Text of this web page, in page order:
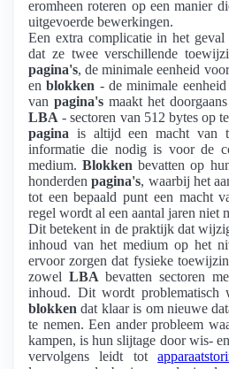
eromheen roteren op een manier
uitgevoerde bewerkingen.
Een extra complicatie in het
dat ze twee verschillende
pagina's, de minimale eenheid
enblokken - de minimale
van pagina's maakt het
LBA - sectoren van 512 bytes op
pagina is altijd een macht van
informatie die nodig is voor de
medium.Blokken bevatten op
honderdenpagina's, waarbij het
tot een bepaald punt een macht
regel wordt al een aantal jaren niet
Dit betekent in de praktijk dat
inhoud van het medium op het
ervoor zorgen dat fysieke
zowel LBA bevatten sectoren
inhoud. Dit wordt problematisch
blokken dat klaar is om nieuwe
te nemen. Een ander probleem
kampen, is hun slijtage door wis-
vervolgens leidt tot